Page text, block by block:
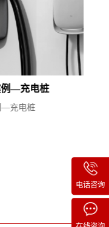
电话咨询